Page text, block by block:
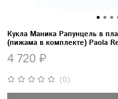
(0)
Кукла Маника Рапунцель в
(пижама в комплекте) Paola
4 720 ₽